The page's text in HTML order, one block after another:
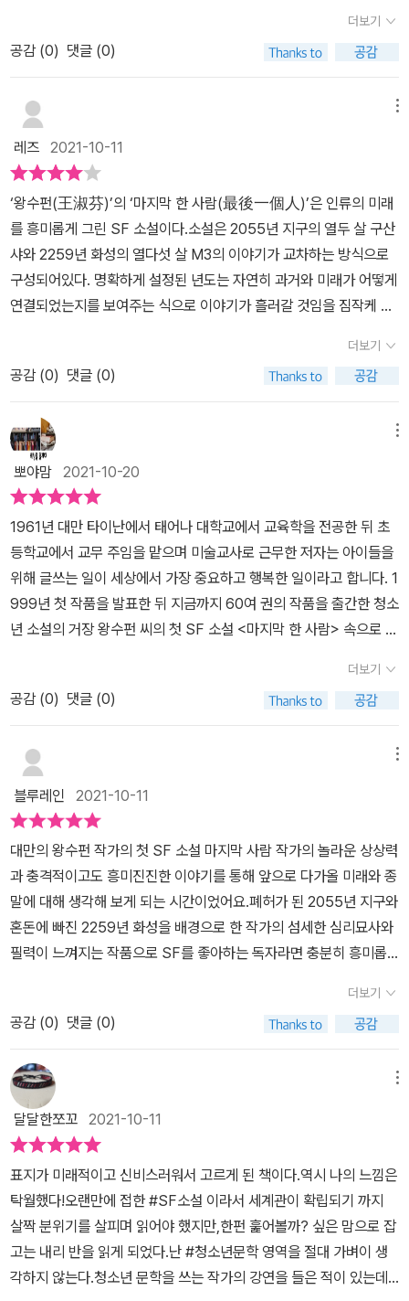
클럽 서평단 자격으로 출판사로부터 도서를 제공받아 작성한 리뷰입
니다.>
문구의 의미를 물어보고 싶습니다.“마지막 한 사람”은 현실을 기반으
로 한 이야기를 다룬 작가의 기존 작품들과는 다르게 미래, 그것도 디
설정과 플롯 등은 어디서 본 듯한 것들이 대부분인데다, 설명 투의 대
사들 역시 작품 속 세계관에 대한 이해에는 도움이 되지만 소설 속 세
계에 몰입하는 데에는 그다지 도움이 되지 않습니다. 아무래도 첫 SF
작품이다 보니 작가가 하고 싶은 이야기를 SF라는 그릇에 제대로 녹
여내지 못했다는 느낌이 들었습니다. 또한 작가가 채택한 서술 방식
역시 아동용 SF라면 이해가 되는 측면이 있지만 책의 내용, 장면 전
환, 어휘 수준 등으로 봐서는 청소년용으로 봐야 할 것 같은데 매칭이
잘 되지 않았던 것 같습니다. SF라는 장르에 대한 이해를 바탕으로
되지 않았을까 하는 아쉬움이 있었습니다. 그럼에도 불구하고 작가의
문장들은 빛이 나는 부분이 분명 있습니다. 특히 부모와 자식 사이에
가장 위대한 수에 대한 문답 같은 경우는 책을 읽는 내내 마음에 계속
남아 있더군요. 작가의 다른 작품을 찾아 읽어봐야 할 것 같습니다.
#마지막한사람, #왕수펀, #양성희, #우리학교, #청소년문학, #SF
소설, #리뷰어스클럽※ 출판사로부터 도서를 제공받아 직접 읽고 주
관에 따라 서평을 작성하였습니다.
조차 없는 곳,우열 구분도 없는 평등한 세상에서 모두가 대뇌에 삽입
한 칩을 통해학습과 성장 능력을 조절하게 되는데,M3는 유독 감성적
이고 여러모로 친구들보다 능력이 모자란 스스로에 대해 고민이 많
다.2055년 지구는 불안하고, 스모그로 뒤덮인 세상으로 방독면 없이
들은 공포에 사로잡힌다.그래서 희망을 찾아 화성으로 향하게 되는
데,절망 속에서 산샤는 소설 쓰기에 몰두하게 되고,필통에는 마지막
한 사람이라고 새긴 아이에게 마음을 빼앗기게 된다.엄청난 비밀과
진실 속에 두 사람은 어떻게 될까?다가오는 미래와 어쩌면 마주할 종
말에 관한왕수펀 작가의 충격적인 이야기에 빨려 들어가게 되는데,자
신이 만들어낸 세상을 스스로 파괴한다는 것이 어떤 것일까?색다른
책을 만나고 싶다면, 당연히 책을 추천해 주고 싶은 책으로책 제목에
서처럼 마지막 한 사람이라는 말이 마지막에 한 번 더 입 밖으로 꺼내
보게 되면서 책장을 덮게 된다.가을에 독서에 시간을 만들어줄 책으
더보기
공감 (0) 댓글 (0)
레즈 2021-10-11
‘왕수펀(王淑芬)’의 ‘마지막 한 사람(最後一個人)’은 인류의 미래
를 흥미롭게 그린 SF 소설이다.소설은 2055년 지구의 열두 살 구산
샤와 2259년 화성의 열다섯 살 M3의 이야기가 교차하는 방식으로
구성되어있다. 명확하게 설정된 년도는 자연히 과거와 미래가 어떻게
연결되었는지를 보여주는 식으로 이야기가 흘러갈 것임을 짐작케 하
수 있도록 했다.다만, 그것이 일종의 모순을 품고있기도 하기 때문에
흥미롭다는 것과는 반대로 좀 말이 안된다는, 엉성하다는 느낌도 받
게 한다. 왜냐하면 소설에는 그렇게 이어질만한 별개의 장치나 설정
이 등장하지 않기 때문이다. 이게 이 소설의 마지막은 좀 억지스러워
보이게도 한다. 그래서 어차피 하드 SF가 아닐 것이었다면, 다소 판
타지스러워지더라도 이것을 설명해줄 작은 고리를 추가하는 건 어땠
을까 싶기도 하다. 물론 그랬다면 이미 많이 보아왔던 것을 닮은, 다소
뻔한 SF가 될 수도 있었겠지만 말이다.그래도 인류가 반성없이 쌓아
나간 선택의 결과가 어떤 결말을 맞이하게 되는지나, 먼 미래 화성에
서 살고있는 사람들의 면면과 생활 등을 보는 것은 꽤 재미있었다. 종
말이라는 소재를 사용한만큼 다분히 디스토피아적이지만 그러면서도
희망을 끊지 않는 이야기도 나쁘지 않다.로봇과 인공지능, 나노 전자
칩 등도 역시 흥미롭게 그려내서 실제로 다가오게 될 그런 미래 기술
들이 과연 어떤 결과를 가져올지도 한번 생각해보게 한다.* 이 리뷰
더보기
공감 (0) 댓글 (0)
뽀야맘 2021-10-20
1961년 대만 타이난에서 태어나 대학교에서 교육학을 전공한 뒤 초
등학교에서 교무 주임을 맡으며 미술교사로 근무한 저자는 아이들을
위해 글쓰는 일이 세상에서 가장 중요하고 행복한 일이라고 합니다. 1
999년 첫 작품을 발표한 뒤 지금까지 60여 권의 작품을 출간한 청소
년 소설의 거장 왕수펀 씨의 첫 SF 소설 <마지막 한 사람> 속으로 들
않아 방독 마스크를 쓰고 다닙니다. 12살 산샤는 학교로 가는 길에 절
친 뤼신야를 만났습니다. 딸을 애지중지하며 키우는 산샤와 신야의
부모들이 위험한 거리를 걸어 다니게 내버려 둔 이유는 돈 때문입니
다. 두 집 모두 돈을 마련하기 위해 값나가는 물건을 팔아야 했는
데, 그 첫 번째가 바로 자동차였습니다. 그 이후로도 집에 있는 물건
하나씩 팔아서 돈을 마련합니다. 산샤는 무엇 때문에 돈이 그렇게 필
요한지 몰랐습니다. 산샤는 글쓰기를 좋아하고 신야는 목공을 좋아했
습니다. 산샤는 2259년을 배경으로 소설을 쓰고 그 내용을 신야에게
보여주었습니다. 산샤와 신야 사이에 전학생 멍췬이 나타나 소녀들의
마음을 흔듭니다. 6학년 도서관 수업 때 옆 반과 수업을 들었는데, 교
실에 들어온 멍췬이 산샤 옆자리에 앉았습니다. 비어 있던 산샤의 옆
자리부터 옆 반 자리였고, 멍췬이 그 반에서 1번이었죠. 그날은 도서
분류 방법을 배웠는데, 산샤는 선생님 말이 귀에 하나도 들어오지 않
았습니다. 온 신경이 멍췬의 필통에 집중됐습니다. 원목 필통 뚜껑에
신야가 멍췬을 좋아한다고 산샤에게 말합니다. 산샤는 자신의 마음을
말하지도 못한 채로요.비뚤어진 야심에 사로잡힌 어느 나라가 이웃
나라에 핵폭탄을 투하해 지구는 지옥이 되었습니다. 많은 사람들이
하루빨리 화성행 티켓을 사려고 미친 듯이 돈을 모으고 있다고 합니
다. 강력한 전제 정치 아래서 교육의 기회나 정보를 얻지 못하는 몇몇
국가의 시민들을 제외하고, 전 세계 사람들은 이미 지구에서 살기는
어렵다고 판단했습니다. 대만의 A 교수가 이끄는 연구팀이 우주여행
테스트에 성공했고, 화성 이민을 현실로 이루기 위해 개발에 박차를
가하고 있습니다.2259년 이곳은 근심과 걱정이 없는 낙원입니다. 나
더보기
공감 (0) 댓글 (0)
블루레인 2021-10-11
대만의 왕수펀 작가의 첫 SF 소설 마지막 사람 작가의 놀라운 상상력
과 충격적이고도 흥미진진한 이야기를 통해 앞으로 다가올 미래와 종
말에 대해 생각해 보게 되는 시간이었어요.폐허가 된 2055년 지구와
혼돈에 빠진 2259년 화성을 배경으로 한 작가의 섬세한 심리묘사와
필력이 느껴지는 작품으로 SF를 좋아하는 독자라면 충분히 흥미롭
고 있는 곳은 티 없이 맑고 깨끗한 푸른 하늘과 하얀 구름을 볼 수 있
는 곳으로 우열 구분 없이 모두가 평등하고 먹고 입는것은 물론 질병
걱정도 없고 우주 여행도 떠날 수 있는데 이 모든 것들이 무료로 근심
과 걱정이 없는 이곳은 낙원이라고 생각하지만 세상 사람들은 왜 행
복하지 않을까? 생각하게 되는 M3. 자신을 우유부단한 작은 요괴로
생각하고 늘 다른 친구에게 뒤처지는 모습에 불편함을 갖고 있어요.2
055년 지구는 기후변화와 환경오염 전쟁과 테러로 한치 앞의 미래도
알 수 없는 절망적인 지구에 살고 있는 열두 살 구산샤는 글쓰기를 좋
아하는데 어느날 전학 온 지 얼마 안된 멍췬에게 관심을 보이며 좋은
감정이 생기는데 산샤의 눈에 들어온 멍췬의 필통 뚜껑에 적혀있는
'마지막 한 사람'이라는 문구가 눈에 들어오며 궁금증을 갖게 되는
데... 지구의 상황은 더 악화되고 모두 지구를 탈출 하고 싶어하고 이
더보기
공감 (0) 댓글 (0)
달달한쪼꼬 2021-10-11
표지가 미래적이고 신비스러워서 고르게 된 책이다.역시 나의 느낌은
탁월했다!오랜만에 접한 #SF소설 이라서 세계관이 확립되기 까지
살짝 분위기를 살피며 읽어야 했지만,한펀 훑어볼까? 싶은 맘으로 잡
고는 내리 반을 읽게 되었다.​​난 #청소년문학 영역을 절대 가벼이 생
각하지 않는다.청소년 문학을 쓰는 작가의 강연을 들은 적이 있는데,